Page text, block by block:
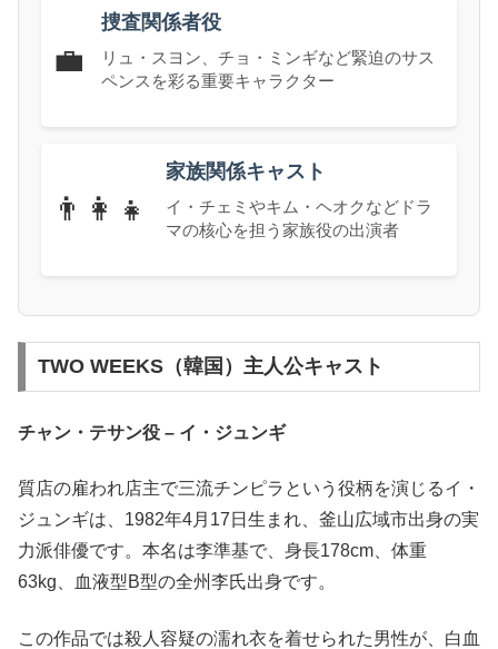
💼
捜査関係者役
リュ・スヨン、チョ・ミンギなど緊迫のサス
ペンスを彩る重要キャラクター
👨‍👩‍👧
家族関係キャスト
イ・チェミやキム・ヘオクなどドラ
マの核心を担う家族役の出演者
TWO WEEKS（韓国）主人公キャスト
チャン・テサン役 – イ・ジュンギ
質店の雇われ店主で三流チンピラという役柄を演じるイ・
ジュンギは、1982年4月17日生まれ、釜山広域市出身の実
力派俳優です。本名は李準基で、身長178cm、体重
63kg、血液型B型の全州李氏出身です。
この作品では殺人容疑の濡れ衣を着せられた男性が、白血